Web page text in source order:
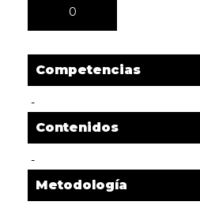
0
Competencias
-
Contenidos
-
Metodología